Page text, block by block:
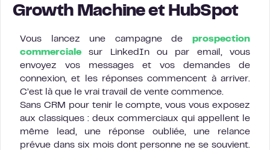
Growth Machine et HubSpot
Vous lancez une campagne de prospection
commerciale sur LinkedIn ou par email, vous
envoyez vos messages et vos demandes de
connexion, et les réponses commencent à arriver.
C’est là que le vrai travail de vente commence.
Sans CRM pour tenir le compte, vous vous exposez
aux classiques : deux commerciaux qui appellent le
même lead, une réponse oubliée, une relance
prévue dans six mois dont personne ne se souvient.